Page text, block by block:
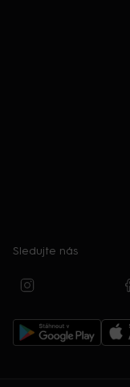
Sledujte nás